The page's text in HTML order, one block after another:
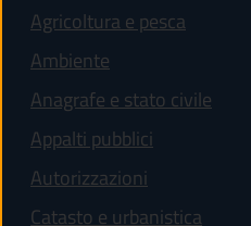
Agricoltura e pesca
Ambiente
Anagrafe e stato civile
Appalti pubblici
Autorizzazioni
Catasto e urbanistica